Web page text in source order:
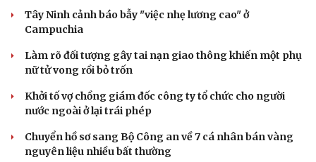
Tây Ninh cảnh báo bẫy "việc nhẹ lương cao" ở
Campuchia
Làm rõ đối tượng gây tai nạn giao thông khiến một phụ
nữ tử vong rồi bỏ trốn
Khởi tố vợ chồng giám đốc công ty tổ chức cho người
nước ngoài ở lại trái phép
Chuyển hồ sơ sang Bộ Công an về 7 cá nhân bán vàng
nguyên liệu nhiều bất thường